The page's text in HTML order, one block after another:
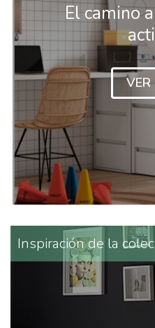
El camino
VER
Inspiración de la